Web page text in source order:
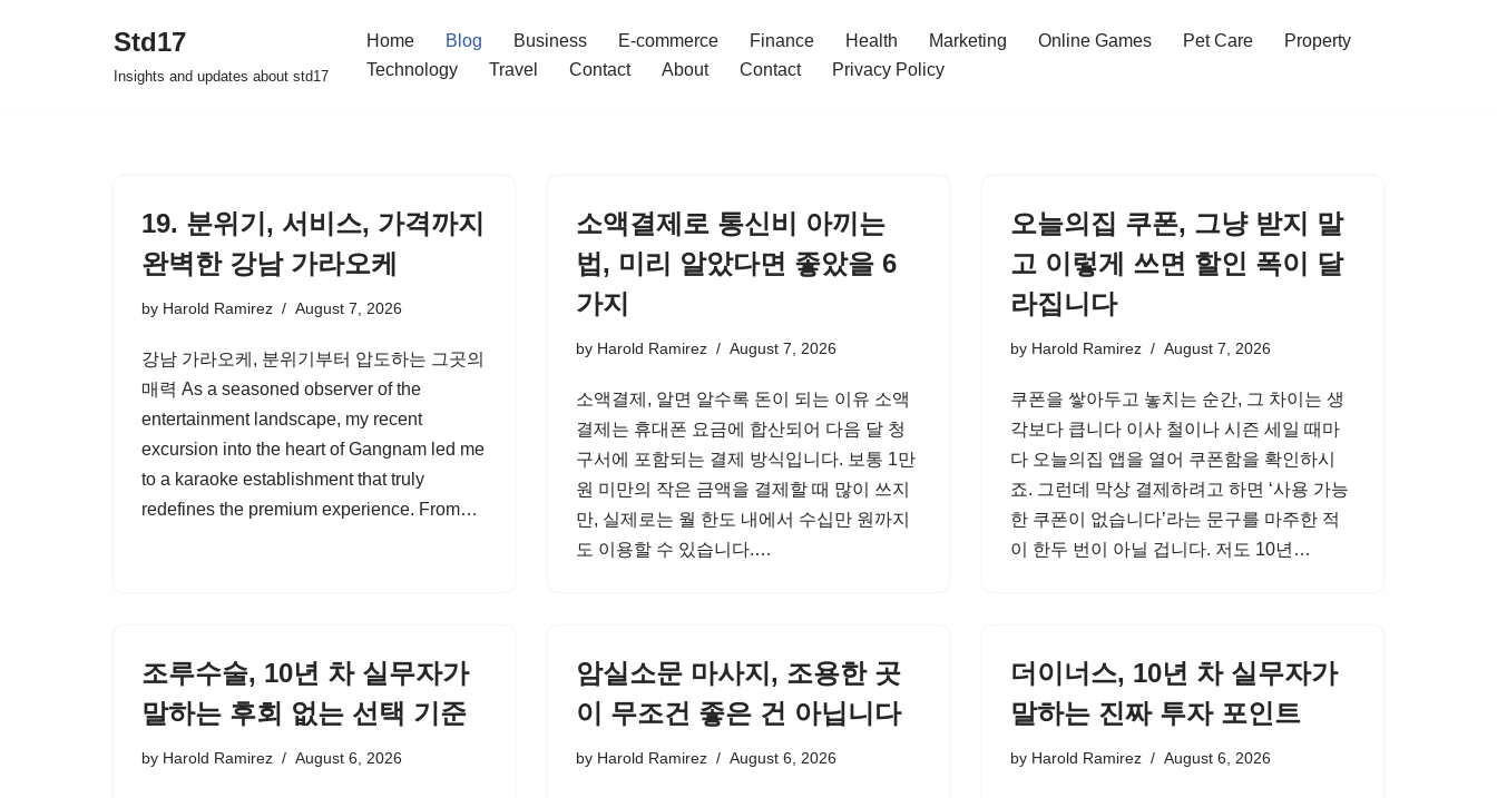
Std17
Insights and updates about std17
Home Blog Business E-commerce Finance Health Marketing Online Games Pet Care
Property
Technology
Travel Contact About Contact Privacy Policy
19. 분위기, 서비스, 가격까지
완벽한 강남 가라오케
by Harold Ramirez August 7, 2026
강남 가라오케, 분위기부터 압도하는 그곳의
매력 As a seasoned observer of the
entertainment landscape, my recent
excursion into the heart of Gangnam led me
to a karaoke establishment that truly
redefines the premium experience. From…
소액결제로 통신비 아끼는
법, 미리 알았다면 좋았을 6
가지
by Harold Ramirez August 7, 2026
소액결제, 알면 알수록 돈이 되는 이유 소액
결제는 휴대폰 요금에 합산되어 다음 달 청
구서에 포함되는 결제 방식입니다. 보통 1만
원 미만의 작은 금액을 결제할 때 많이 쓰지
만, 실제로는 월 한도 내에서 수십만 원까지
도 이용할 수 있습니다.…
오늘의집 쿠폰, 그냥 받지 말
고 이렇게 쓰면 할인 폭이 달
라집니다
by Harold Ramirez August 7, 2026
쿠폰을 쌓아두고 놓치는 순간, 그 차이는 생
각보다 큽니다 이사 철이나 시즌 세일 때마
다 오늘의집 앱을 열어 쿠폰함을 확인하시
죠. 그런데 막상 결제하려고 하면 ‘사용 가능
한 쿠폰이 없습니다’라는 문구를 마주한 적
이 한두 번이 아닐 겁니다. 저도 10년…
조루수술, 10년 차 실무자가
말하는 후회 없는 선택 기준
by Harold Ramirez August 6, 2026
암실소문 마사지, 조용한 곳
이 무조건 좋은 건 아닙니다
by Harold Ramirez August 6, 2026
더이너스, 10년 차 실무자가
말하는 진짜 투자 포인트
by Harold Ramirez August 6, 2026